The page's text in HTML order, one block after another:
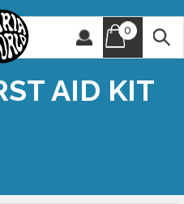
0
AID KIT